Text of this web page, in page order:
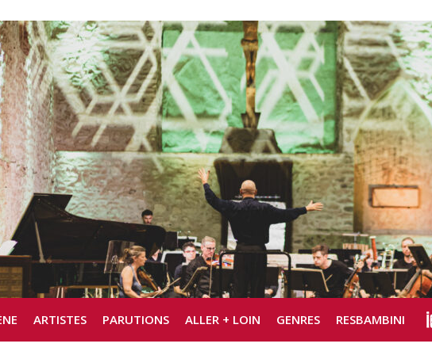
ARTISTES PARUTIONS ALLER + LOIN GENRES RESBAMBINI